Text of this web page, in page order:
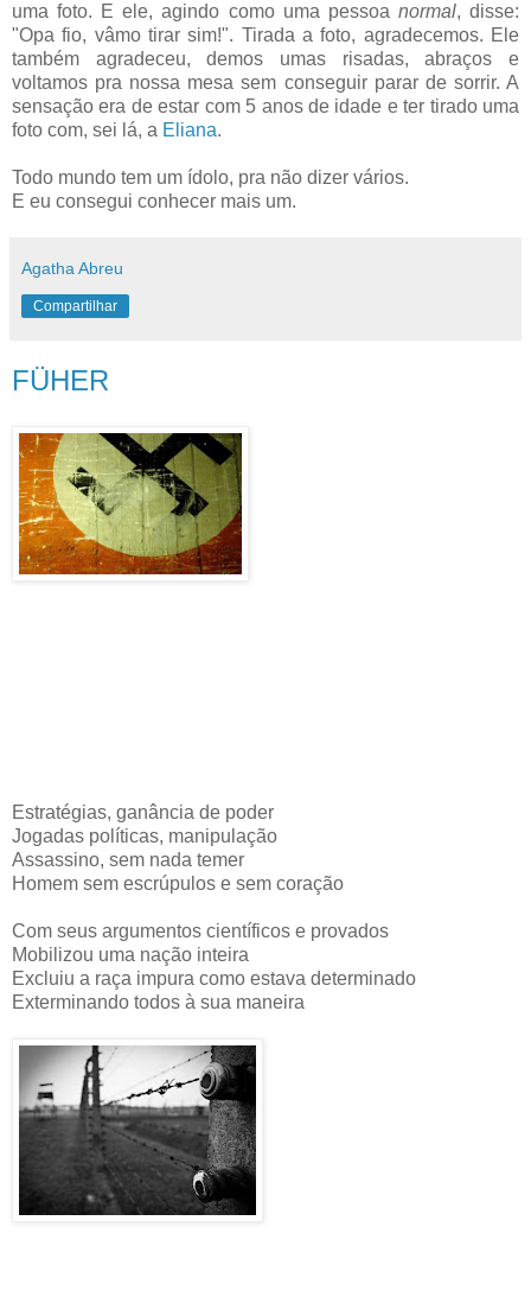
uma foto. E ele, agindo como uma pessoa normal, disse:
"Opa fio, vâmo tirar sim!". Tirada a foto, agradecemos. Ele
também agradeceu, demos umas risadas, abraços e
voltamos pra nossa mesa sem conseguir parar de sorrir. A
sensação era de estar com 5 anos de idade e ter tirado uma
foto com, sei lá, a Eliana.
Todo mundo tem um ídolo, pra não dizer vários.
E eu consegui conhecer mais um.
Agatha Abreu
Compartilhar
FÜHER
Estratégias, ganância de poder
Jogadas políticas, manipulação
Assassino, sem nada temer
Homem sem escrúpulos e sem coração
Com seus argumentos científicos e provados
Mobilizou uma nação inteira
Excluiu a raça impura como estava determinado
Exterminando todos à sua maneira